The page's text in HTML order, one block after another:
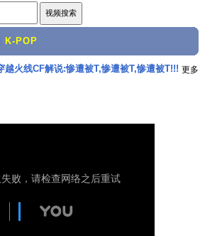
K-POP
越火线CF解说:惨遭被T,惨遭被T,惨遭被T!!! 更多